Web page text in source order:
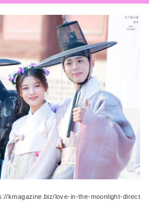
kmagazine.biz/love-in-the-moonlight-direct